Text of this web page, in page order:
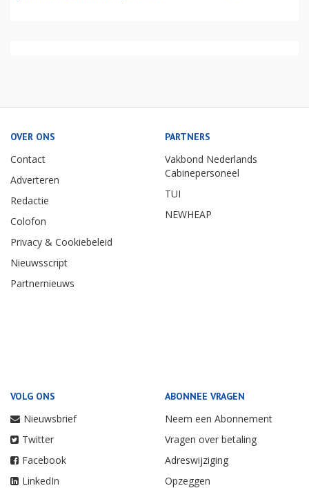
OVER ONS
Contact
Adverteren
Redactie
Colofon
Privacy & Cookiebeleid
Nieuwsscript
Partnernieuws
PARTNERS
Vakbond Nederlands
Cabinepersoneel
TUI
NEWHEAP
VOLG ONS
Nieuwsbrief
Twitter
Facebook
LinkedIn
ABONNEE VRAGEN
Neem een Abonnement
Vragen over betaling
Adreswijziging
Opzeggen